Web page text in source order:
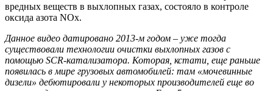
вредных веществ в выхлопных газах, состояло в контроле
оксида азота NOx.
Данное видео датировано 2013-м годом – уже тогда
существовали технологии очистки выхлопных газов с
помощью SCR-катализатора. Которая, кстати, еще раньше
появилась в мире грузовых автомобилей: там «мочевинные
дизели» дебютировали у некоторых производителей еще во